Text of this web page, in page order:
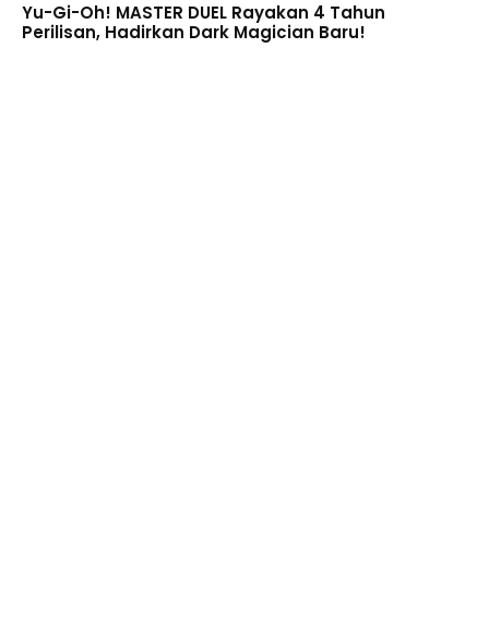
Yu-Gi-Oh! MASTER DUEL Rayakan 4 Tahun
Perilisan, Hadirkan Dark Magician Baru!